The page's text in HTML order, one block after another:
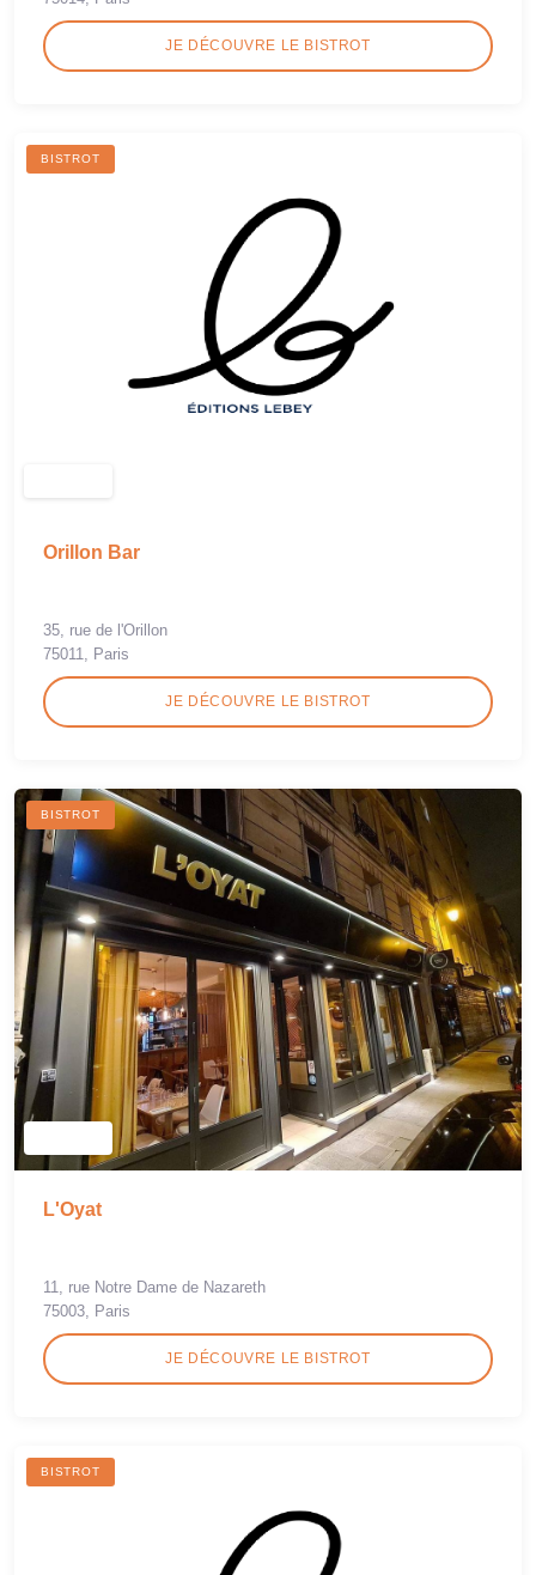
JE DÉCOUVRE LE BISTROT
BISTROT
Orillon Bar
35, rue de l'Orillon
75011, Paris
JE DÉCOUVRE LE BISTROT
BISTROT
L'Oyat
11, rue Notre Dame de Nazareth
75003, Paris
JE DÉCOUVRE LE BISTROT
BISTROT